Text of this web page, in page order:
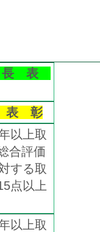
表
彰
以上取
合評価
する取
点以上
以上取